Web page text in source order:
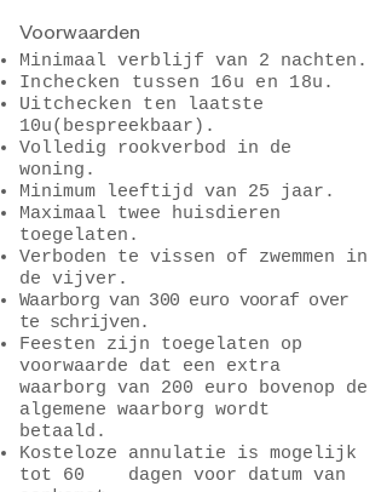
Voorwaarden
Minimaal verblijf van 2 nachten.
Inchecken tussen 16u en 18u.
Uitchecken ten laatste
10u(bespreekbaar).
Volledig rookverbod in de
woning.
Minimum leeftijd van 25 jaar.
Maximaal twee huisdieren
toegelaten.
Verboden te vissen of zwemmen in
de vijver.
Waarborg van 300 euro vooraf over
te schrijven.
Feesten zijn toegelaten op
voorwaarde dat een extra
waarborg van 200 euro bovenop de
algemene waarborg wordt
betaald.
Kosteloze annulatie is mogelijk
tot 60 dagen voor datum van